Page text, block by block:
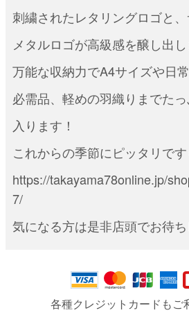
刺繍されたレタリングロゴと
メタルロゴが高級感を醸し出し
万能な収納力でA4サイズや日
必需品、軽めの羽織りまでたっ
入ります！
これからの季節にピッタリで
https://takayama78online.jp/
7/
気になる方は是非店頭でお待ち
各種クレジットカードもご